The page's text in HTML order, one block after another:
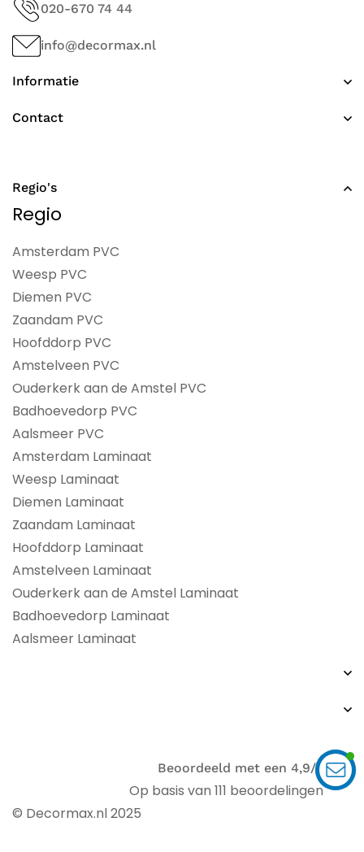
Informatie
Contact
020-670 74 44
info@decormax.nl
Regio's
Regio
Amsterdam PVC
Weesp PVC
Diemen PVC
Zaandam PVC
Hoofddorp PVC
Amstelveen PVC
Ouderkerk aan de Amstel PVC
Badhoevedorp PVC
Aalsmeer PVC
Amsterdam Laminaat
Weesp Laminaat
Diemen Laminaat
Zaandam Laminaat
Hoofddorp Laminaat
Amstelveen Laminaat
Ouderkerk aan de Amstel Laminaat
Badhoevedorp Laminaat
Aalsmeer Laminaat
© Decormax.nl 2025
Beoordeeld met een 4,9/5
Op basis van 111 beoordelingen